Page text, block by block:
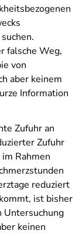
falsche Weg,
von
aber keinem
Information
Zufuhr an
Zufuhr
Rahmen
reduziert
ist bisher
Untersuchung
keinen